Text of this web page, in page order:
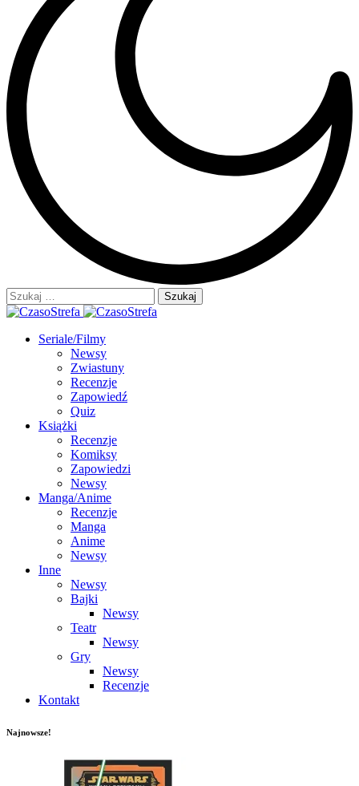
Szukaj:
Seriale/Filmy
Newsy
Zwiastuny
Recenzje
Zapowiedź
Quiz
Książki
Recenzje
Komiksy
Zapowiedzi
Newsy
Manga/Anime
Recenzje
Manga
Anime
Newsy
Inne
Newsy
Bajki
Newsy
Teatr
Newsy
Gry
Newsy
Recenzje
Kontakt
Najnowsze!